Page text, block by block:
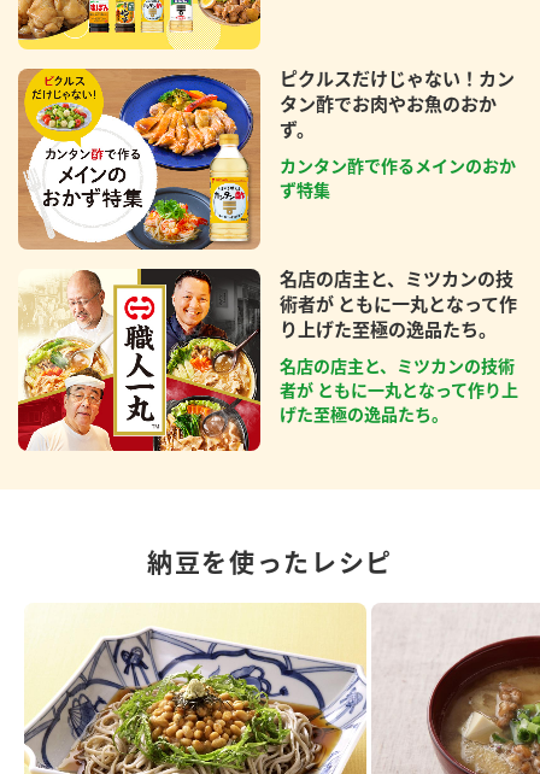
ピクルスだけじゃない！カン
タン酢でお肉やお魚のおか
ず。
カンタン酢で作るメインのおか
ず特集
名店の店主と、ミツカンの技
術者が ともに一丸となって作
り上げた至極の逸品たち。
名店の店主と、ミツカンの技術
者が ともに一丸となって作り上
げた至極の逸品たち。
納豆を使ったレシピ